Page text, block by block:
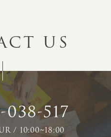
CT US
038-517
/ 10:00~18:00